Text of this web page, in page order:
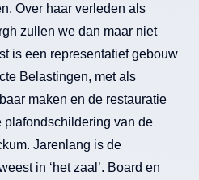
Over haar verleden als
zullen we dan maar niet
is een representatief gebouw
Belastingen, met als
maken en de restauratie
plafondschildering van de
Jarenlang is de
in ‘het zaal’. Board en